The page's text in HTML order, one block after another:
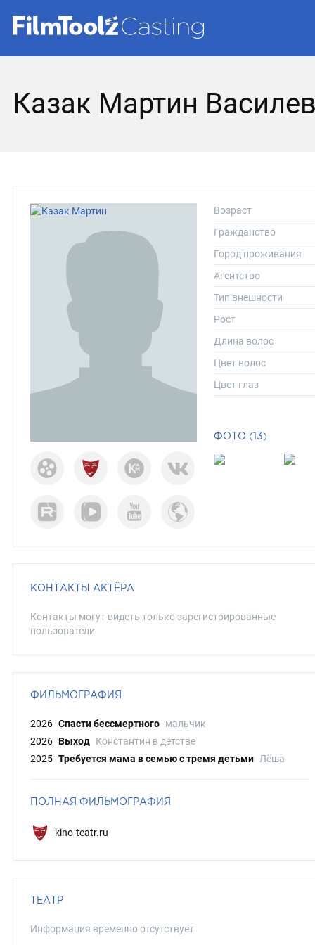
Казак Мартин
Возраст
Гражданство
Город проживания
Агентство
Тип внешности
Рост
Длина волос
Цвет волос
Цвет глаз
ФОТО (13)
КОНТАКТЫ АКТЁРА
Контакты могут видеть только зарегистрированные
пользователи
ФИЛЬМОГРАФИЯ
2026 Спасти бессмертного мальчик
2026 Выход Константин в детстве
2025 Требуется мама в семью с тремя детьми Лёша
ПОЛНАЯ ФИЛЬМОГРАФИЯ
kino-teatr.ru
ТЕАТР
Информация временно отсутствует